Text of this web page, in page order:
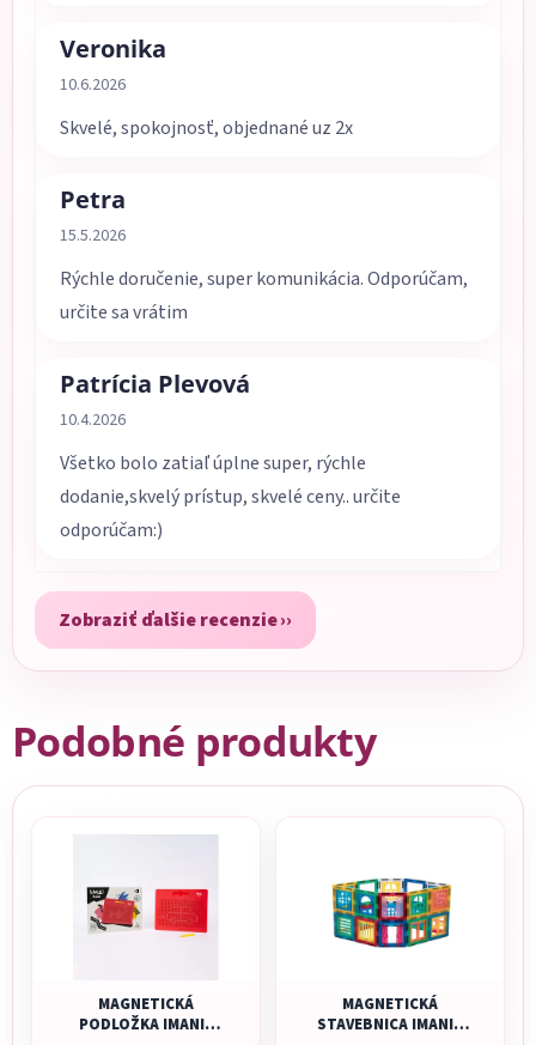
Veronika
Hodnotenie obchodu je 5 z 5 hviezdičiek.
10.6.2026
Skvelé, spokojnosť, objednané uz 2x
Petra
Hodnotenie obchodu je 5 z 5 hviezdičiek.
15.5.2026
Rýchle doručenie, super komunikácia. Odporúčam,
určite sa vrátim
Patrícia Plevová
Hodnotenie obchodu je 5 z 5 hviezdičiek.
10.4.2026
Všetko bolo zatiaľ úplne super, rýchle
dodanie,skvelý prístup, skvelé ceny.. určite
odporúčam:)
Zobraziť ďalšie recenzie
Podobné produkty
MAGNETICKÁ
PODLOŽKA IMANIX
MAGNETICKÁ
STAVEBNICA IMANIX